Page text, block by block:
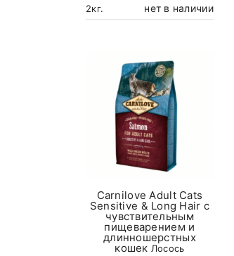
2кг.
нет в наличии
Carnilove Adult Cats
Sensitive & Long Hair с
чувствительным
пищеварением и
длинношерстных
кошек Лосось